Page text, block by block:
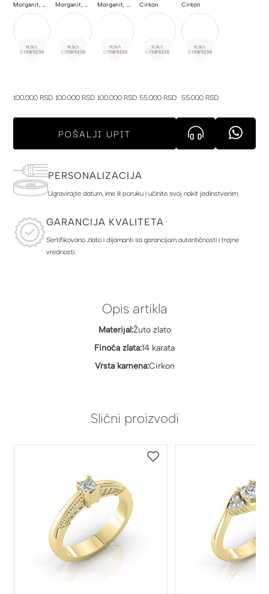
Morganit, Poludragi kamen
100.000 RSD
Morganit, Poludragi kamen
100.000 RSD
Morganit, Poludragi kamen
100.000 RSD
Cirkon
55.000 RSD
Cirkon
55.000 RSD
POŠALJI UPIT
PERSONALIZACIJA
Ugravirajte datum, ime ili poruku i učinite svoj nakit jedinstvenim.
GARANCIJA KVALITETA
Sertifikovano zlato i dijamanti sa garancijom autentičnosti i trajne
vrednosti.
Opis artikla
Materijal:Žuto zlato
Finoća zlata:14 karata
Vrsta kamena:Cirkon
Slični proizvodi